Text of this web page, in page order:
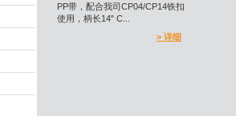
PP带，配合我司CP04/CP14铁扣
使用，柄长14" C...
> 详细